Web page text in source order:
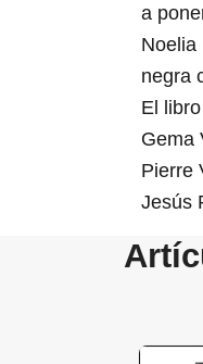
a
Noelia
negra
El
Gema
Pierre
Jesús